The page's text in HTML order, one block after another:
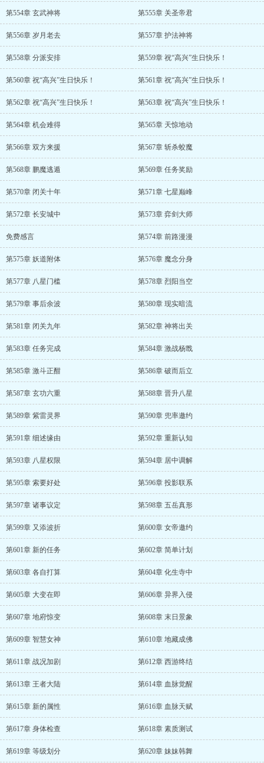
第554章 玄武神将 第555章 关圣帝君
第556章 岁月老去 第557章 护法神将
第558章 分派安排 第559章 祝“高兴”生日快乐！
第560章 祝“高兴”生日快乐！ 第561章 祝“高兴”生日快乐！
第562章 祝“高兴”生日快乐！ 第563章 祝“高兴”生日快乐！
第564章 机会难得 第565章 天惊地动
第566章 双方来援 第567章 斩杀蛟魔
第568章 鹏魔逃遁 第569章 任务奖励
第570章 闭关十年 第571章 七星巅峰
第572章 长安城中 第573章 弈剑大师
免费感言 第574章 前路漫漫
第575章 妖道附体 第576章 魔念分身
第577章 八星门槛 第578章 烈阳当空
第579章 事后余波 第580章 现实暗流
第581章 闭关九年 第582章 神将出关
第583章 任务完成 第584章 激战杨戬
第585章 激斗正酣 第586章 破而后立
第587章 玄功六重 第588章 晋升八星
第589章 紫雷灵界 第590章 兜率邀约
第591章 细述缘由 第592章 重新认知
第593章 八星权限 第594章 居中调解
第595章 索要好处 第596章 投影联系
第597章 诸事议定 第598章 五岳真形
第599章 又添波折 第600章 女帝邀约
第601章 新的任务 第602章 简单计划
第603章 各自打算 第604章 化生寺中
第605章 大变在即 第606章 异界入侵
第607章 地府惊变 第608章 末日景象
第609章 智慧女神 第610章 地藏成佛
第611章 战况加剧 第612章 西游终结
第613章 王者大陆 第614章 血脉觉醒
第615章 新的属性 第616章 血脉天赋
第617章 身体检查 第618章 素质测试
第619章 等级划分 第620章 妹妹韩舞